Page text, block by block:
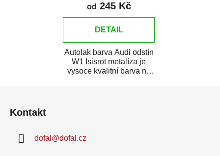
od 245 Kč
DETAIL
Autolak barva Audi odstín
W1 Isisrot metalíza je
vysoce kvalitní barva na
Kontakt
dofal @dofal.cz